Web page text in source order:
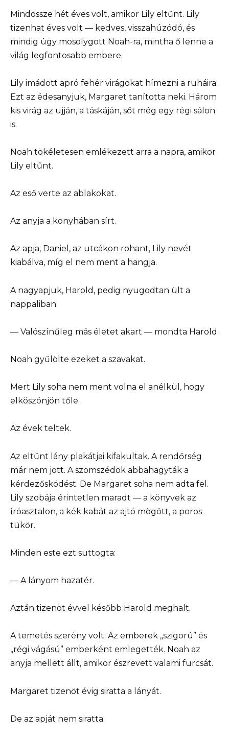
Mindössze hét éves volt, amikor Lily eltűnt. Lily
tizenhat éves volt — kedves, visszahúzódó, és
mindig úgy mosolygott Noah-ra, mintha ő lenne a
világ legfontosabb embere.
Lily imádott apró fehér virágokat hímezni a ruháira.
Ezt az édesanyjuk, Margaret tanította neki. Három
kis virág az ujján, a táskáján, sőt még egy régi sálon
is.
Noah tökéletesen emlékezett arra a napra, amikor
Lily eltűnt.
Az eső verte az ablakokat.
Az anyja a konyhában sírt.
Az apja, Daniel, az utcákon rohant, Lily nevét
kiabálva, míg el nem ment a hangja.
A nagyapjuk, Harold, pedig nyugodtan ült a
nappaliban.
— Valószínűleg más életet akart — mondta Harold.
Noah gyűlölte ezeket a szavakat.
Mert Lily soha nem ment volna el anélkül, hogy
elköszönjön tőle.
Az évek teltek.
Az eltűnt lány plakátjai kifakultak. A rendőrség
már nem jött. A szomszédok abbahagyták a
kérdezősködést. De Margaret soha nem adta fel.
Lily szobája érintetlen maradt — a könyvek az
íróasztalon, a kék kabát az ajtó mögött, a poros
tükör.
Minden este ezt suttogta:
— A lányom hazatér.
Aztán tizenöt évvel később Harold meghalt.
A temetés szerény volt. Az emberek „szigorú” és
„régi vágású” emberként emlegették. Noah az
anyja mellett állt, amikor észrevett valami furcsát.
Margaret tizenöt évig siratta a lányát.
De az apját nem siratta.